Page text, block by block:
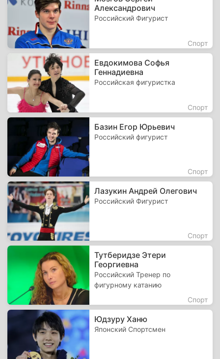
Александрович
Российский Фигурист
Спорт
Евдокимова Софья
Геннадиевна
Российская фигуристка
Спорт
Базин Егор Юрьевич
Российский фигурист
Спорт
Лазукин Андрей Олегович
Российский Фигурист
Спорт
Тутберидзе Этери
Георгиевна
Российский Тренер по
фигурному катанию
Спорт
Юдзуру Ханю
Японский Спортсмен